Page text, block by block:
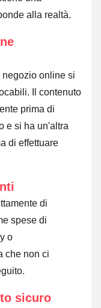
alla realtà.
negozio online si
Il contenuto
prima di
e si ha un'altra
di effettuare
di
spese di
o
che non ci
sicuro